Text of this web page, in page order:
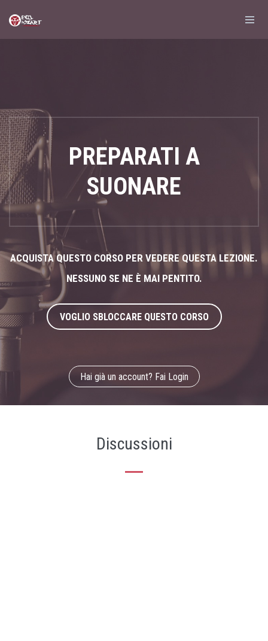
PREPARATI A
SUONARE
ACQUISTA QUESTO CORSO PER VEDERE QUESTA LEZIONE.
NESSUNO SE NE È MAI PENTITO.
VOGLIO SBLOCCARE QUESTO CORSO
Hai già un account? Fai Login
Discussioni